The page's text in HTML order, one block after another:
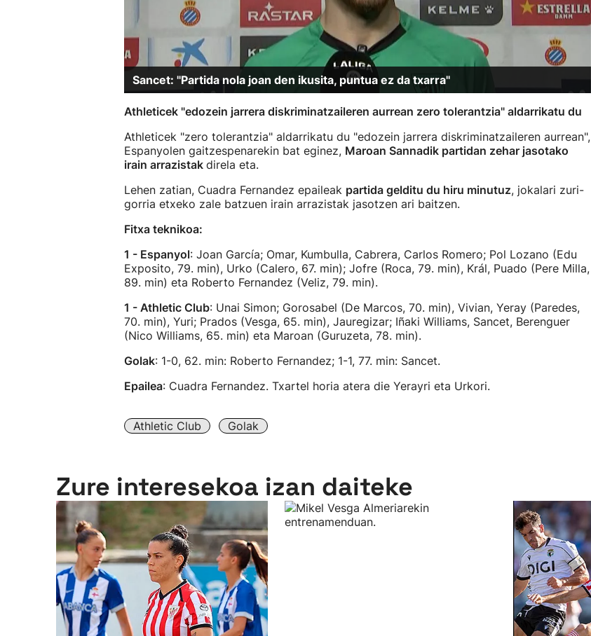
Sancet: ''Partida nola joan den ikusita, puntua ez da txarra''
Athleticek "edozein jarrera diskriminatzaileren aurrean zero tolerantzia" aldarrikatu du
Athleticek "zero tolerantzia" aldarrikatu du "edozein jarrera diskriminatzaileren aurrean",
Espanyolen gaitzespenarekin bat eginez, Maroan Sannadik partidan zehar jasotako
irain arrazistak direla eta.
Lehen zatian, Cuadra Fernandez epaileak partida gelditu du hiru minutuz, jokalari zuri-
gorria etxeko zale batzuen irain arrazistak jasotzen ari baitzen.
Fitxa teknikoa:
1 - Espanyol: Joan García; Omar, Kumbulla, Cabrera, Carlos Romero; Pol Lozano (Edu
Exposito, 79. min), Urko (Calero, 67. min); Jofre (Roca, 79. min), Král, Puado (Pere Milla,
89. min) eta Roberto Fernandez (Veliz, 79. min).
1 - Athletic Club: Unai Simon; Gorosabel (De Marcos, 70. min), Vivian, Yeray (Paredes,
70. min), Yuri; Prados (Vesga, 65. min), Jauregizar; Iñaki Williams, Sancet, Berenguer
(Nico Williams, 65. min) eta Maroan (Guruzeta, 78. min).
Golak: 1-0, 62. min: Roberto Fernandez; 1-1, 77. min: Sancet.
Epailea: Cuadra Fernandez. Txartel horia atera die Yerayri eta Urkori.
Athletic Club Golak
Zure interesekoa izan daiteke